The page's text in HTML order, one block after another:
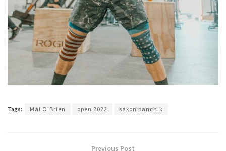
Tags: Mal O'Brien open 2022 saxon panchik
Previous Post